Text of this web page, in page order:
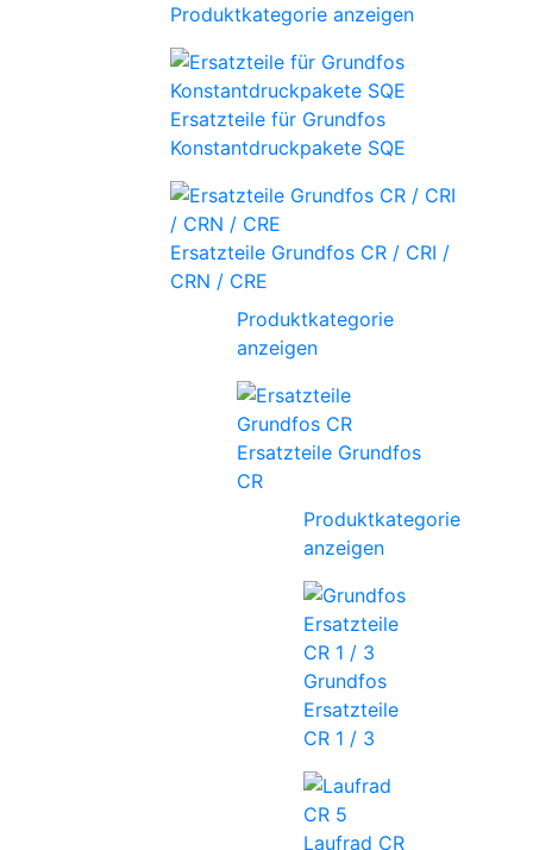
Produktkategorie anzeigen
Ersatzteile für Grundfos
Konstantdruckpakete SQE
Ersatzteile Grundfos CR / CRI /
CRN / CRE
Produktkategorie
anzeigen
Ersatzteile Grundfos
CR
Produktkategorie
anzeigen
Grundfos
Ersatzteile
CR 1 / 3
Laufrad CR